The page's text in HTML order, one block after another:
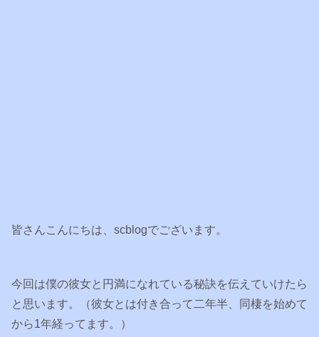
皆さんこんにちは、scblogでございます。
今回は僕の彼女と円満になれている秘訣を伝えていけたら
と思います。（彼女とは付き合って二年半、同棲を始めて
から1年経ってます。）